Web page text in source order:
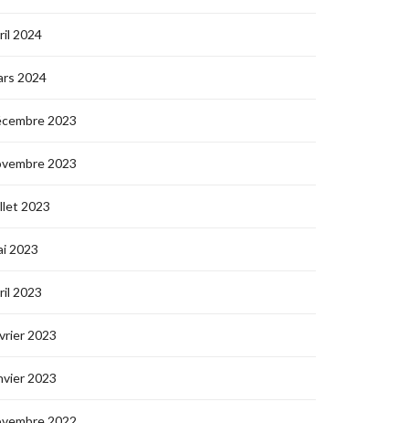
2024
2024
2023
2023
2023
2023
2023
2023
2023